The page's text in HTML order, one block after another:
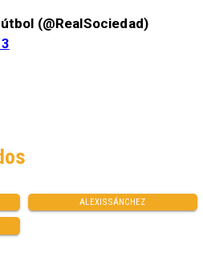
(@RealSociedad)
ALEXIS SÁNCHEZ